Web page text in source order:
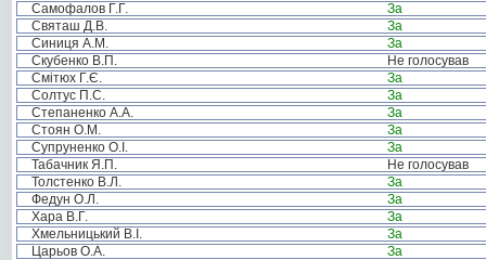
Самофалов Г.Г.
За
Святаш Д.В.
За
Синиця А.М.
За
Скубенко В.П.
Не голосував
Смітюх Г.Є.
За
Солтус П.С.
За
Степаненко А.А.
За
Стоян О.М.
За
Супруненко О.І.
За
Табачник Я.П.
Не голосував
Толстенко В.Л.
За
Федун О.Л.
За
Хара В.Г.
За
Хмельницький В.І.
За
Царьов О.А.
За